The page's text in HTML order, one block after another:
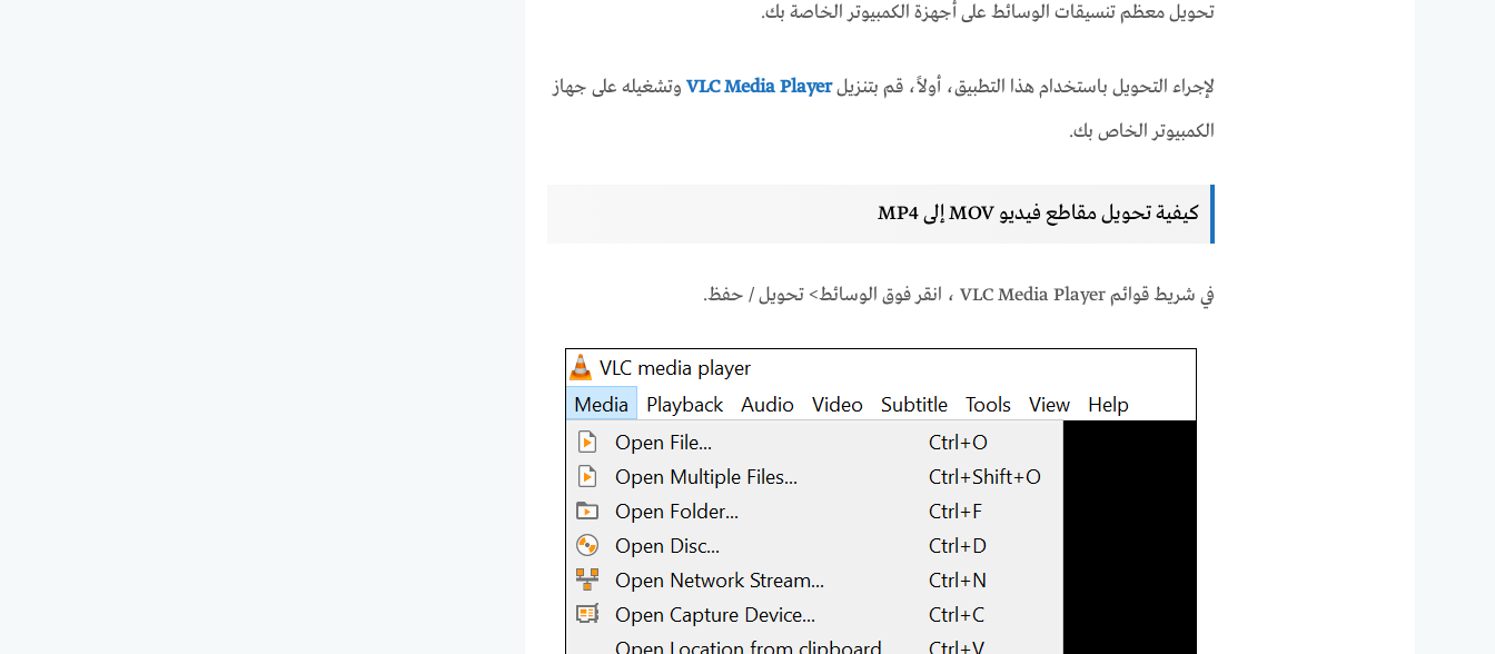
تحويل معظم تنسيقات الوسائط على أجهزة الكمبيوتر الخاصة بك.
لإجراء التحويل باستخدام هذا التطبيق، أولاً، قم بتنزيلVLC Media Playerوتشغيله على جهاز
الكمبيوتر الخاص بك.
كيفية تحويل مقاطع فيديو MOV إلى MP4
في شريط قوائم VLC Media Player ، انقر فوق الوسائط> تحويل / حفظ.